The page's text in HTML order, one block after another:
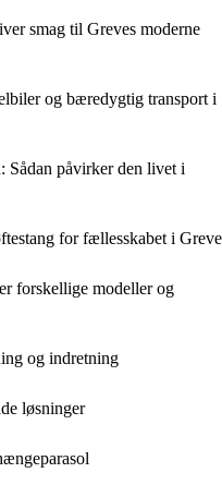
smag til Greves moderne
og bæredygtig transport i
Sådan påvirker den livet i
for fællesskabet i Greve
forskellige modeller og
og indretning
løsninger